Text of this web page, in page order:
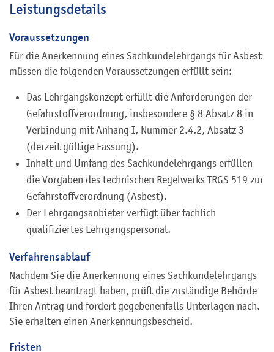
Leistungsdetails
Voraussetzungen
Für die Anerkennung eines Sachkundelehrgangs für Asbest
müssen die folgenden Voraussetzungen erfüllt sein:
Das Lehrgangskonzept erfüllt die Anforderungen der
Gefahrstoffverordnung, insbesondere § 8 Absatz 8 in
Verbindung mit Anhang I, Nummer 2.4.2, Absatz 3
(derzeit gültige Fassung).
Inhalt und Umfang des Sachkundelehrgangs erfüllen
die Vorgaben des technischen Regelwerks TRGS 519 zur
Gefahrstoffverordnung (Asbest).
Der Lehrgangsanbieter verfügt über fachlich
qualifiziertes Lehrgangspersonal.
Verfahrensablauf
Nachdem Sie die Anerkennung eines Sachkundelehrgangs
für Asbest beantragt haben, prüft die zuständige Behörde
Ihren Antrag und fordert gegebenenfalls Unterlagen nach.
Sie erhalten einen Anerkennungsbescheid.
Fristen